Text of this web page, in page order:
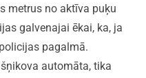
metrus no aktīva puķu
galvenajai ēkai, ka, ja
pagalmā.
automāta, tika